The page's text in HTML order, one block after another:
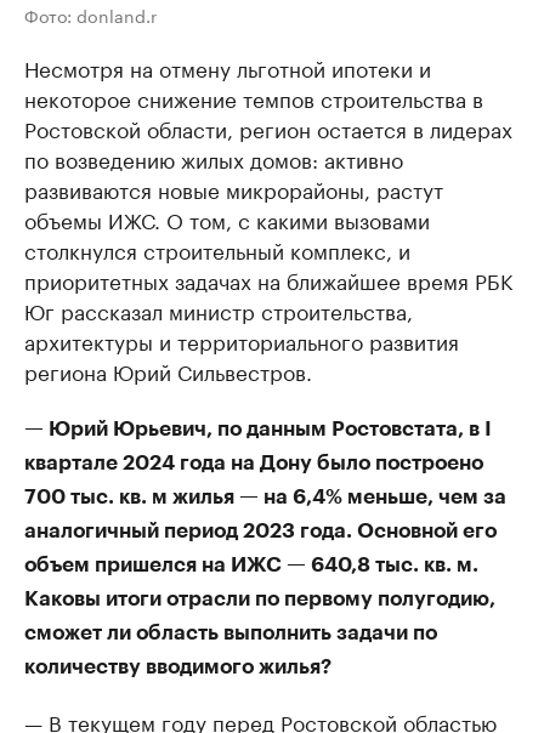
Фото: donland.r
Несмотря на отмену льготной ипотеки и
некоторое снижение темпов строительства в
Ростовской области, регион остается в лидерах
по возведению жилых домов: активно
развиваются новые микрорайоны, растут
объемы ИЖС. О том, с какими вызовами
столкнулся строительный комплекс, и
приоритетных задачах на ближайшее время РБК
Юг рассказал министр строительства,
архитектуры и территориального развития
региона Юрий Сильвестров.
— Юрий Юрьевич, по данным Ростовстата, в I
квартале 2024 года на Дону было построено
700 тыс. кв. м жилья — на 6,4% меньше, чем за
аналогичный период 2023 года. Основной его
объем пришелся на ИЖС — 640,8 тыс. кв. м.
Каковы итоги отрасли по первому полугодию,
сможет ли область выполнить задачи по
количеству вводимого жилья?
— В текущем году перед Ростовской областью